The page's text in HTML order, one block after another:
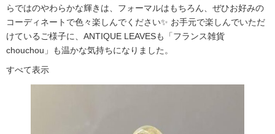
らではのやわらかな輝きは、フォーマルはもちろん、ぜひお好みの
コーディネートで色々楽しんでください✨ お手元で楽しんでいただ
けているご様子に、ANTIQUE LEAVESも「フランス雑貨
chouchou」も温かな気持ちになりました。
すべて表示